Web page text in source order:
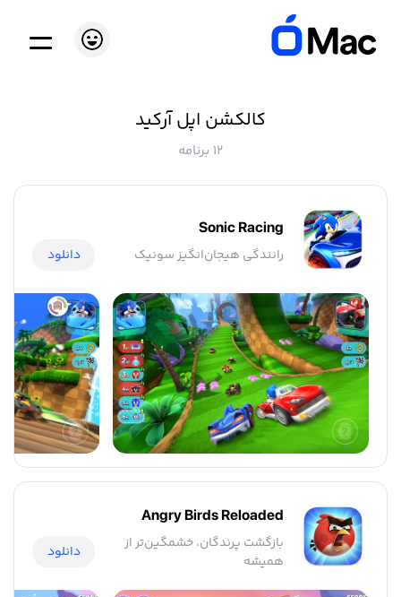
کالکشن اپل آرکید
12 برنامه
Sonic Racing
رانندگی هیجان‌انگیز سونیک دانلود
Angry Birds Reloaded
بازگشت پرندگان، خشمگین‌تر از
همیشه
دانلود